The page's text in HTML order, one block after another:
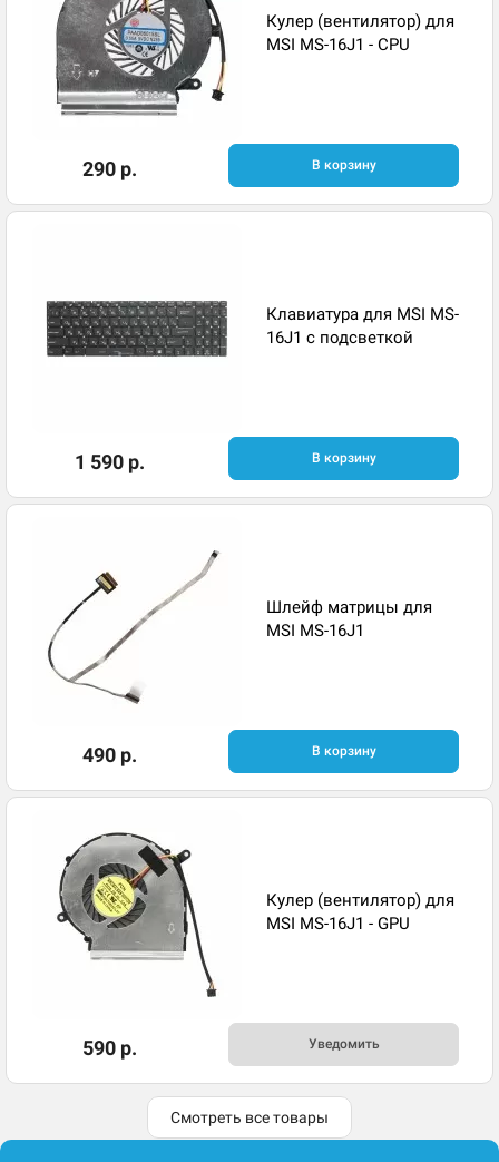
Кулер (вентилятор) для
MSI MS-16J1 - CPU
290 р. В корзину
Клавиатура для MSI MS-
16J1 с подсветкой
1 590 р. В корзину
Шлейф матрицы для
MSI MS-16J1
490 р. В корзину
Кулер (вентилятор) для
MSI MS-16J1 - GPU
590 р. Уведомить
Смотреть все товары